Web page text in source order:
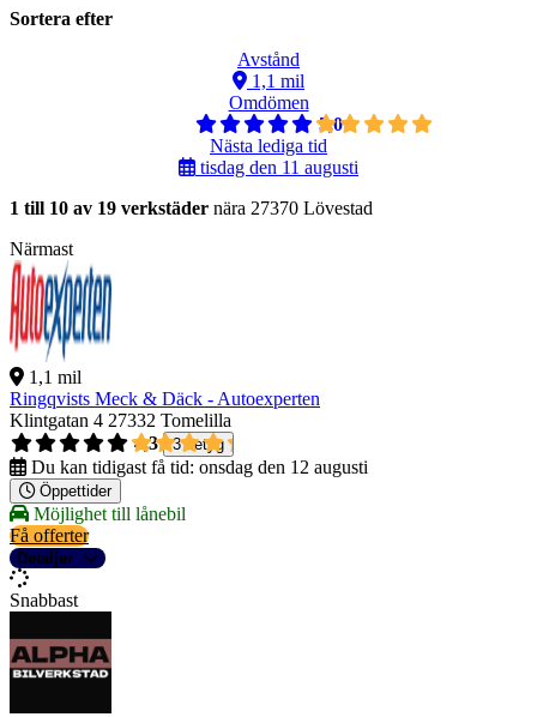
Sortera efter
Avstånd
1,1 mil
Omdömen
5,0
Nästa lediga tid
tisdag den 11 augusti
1 till 10 av 19 verkstäder nära 27370 Lövestad
Närmast
1,1 mil
Ringqvists Meck & Däck - Autoexperten
Klintgatan 4 27332 Tomelilla
4,3
3 betyg
Du kan tidigast få tid: onsdag den 12 augusti
Öppettider
Möjlighet till lånebil
Få offerter
Detaljer
Snabbast